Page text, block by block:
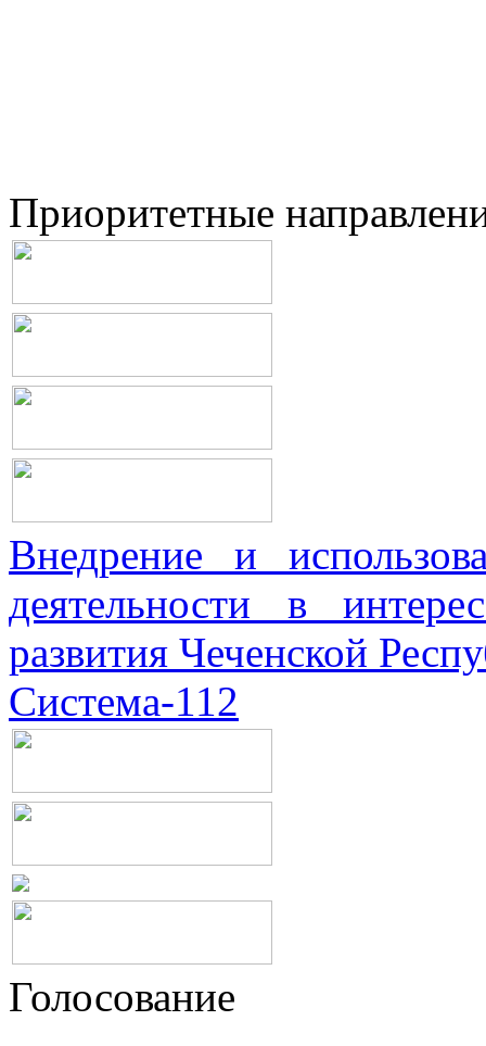
Приоритетные
Внедрение и
деятельности в
развития Чеченской
Система-112
Голосование